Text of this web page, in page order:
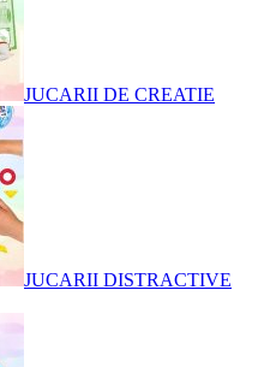
JUCARII DE CREATIE
JUCARII DISTRACTIVE